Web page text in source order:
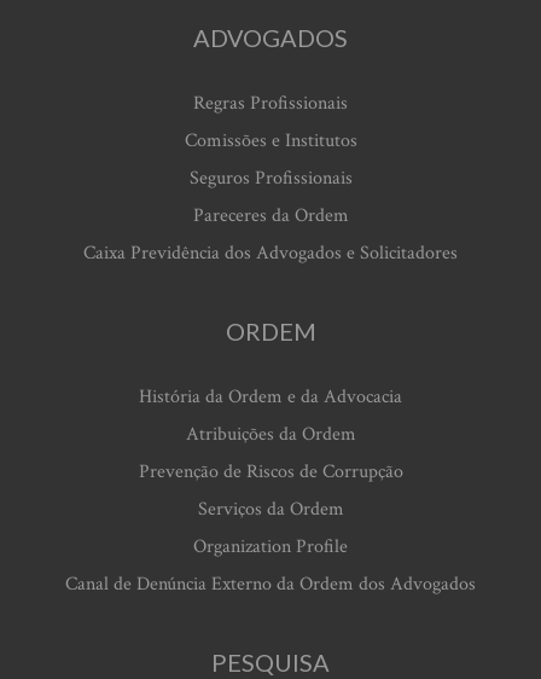
ADVOGADOS
Regras Profissionais
Comissões e Institutos
Seguros Profissionais
Pareceres da Ordem
Caixa Previdência dos Advogados e Solicitadores
ORDEM
História da Ordem e da Advocacia
Atribuições da Ordem
Prevenção de Riscos de Corrupção
Serviços da Ordem
Organization Profile
Canal de Denúncia Externo da Ordem dos Advogados
PESQUISA